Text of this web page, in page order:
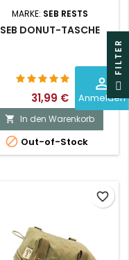
perm_identity
Anmelden
MARKE: SEB RESTS
SEB DONUT-TASCHE
31,99 €
 In den Warenkorb
 Out-of-Stock
favorite_border
R